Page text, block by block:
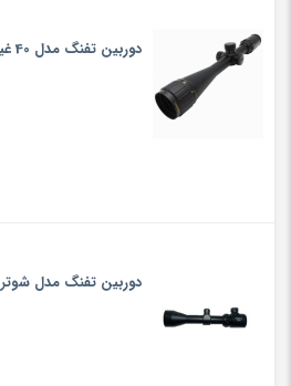
دوربین تفنگ مدل 40 غیر اصل
دوربین تفنگ مدل شوتر